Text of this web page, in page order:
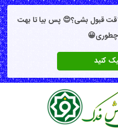
قبول بشی؟😍 پس بیا تا بهت
کنید